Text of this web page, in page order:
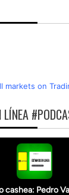
markets on
LÍNEA